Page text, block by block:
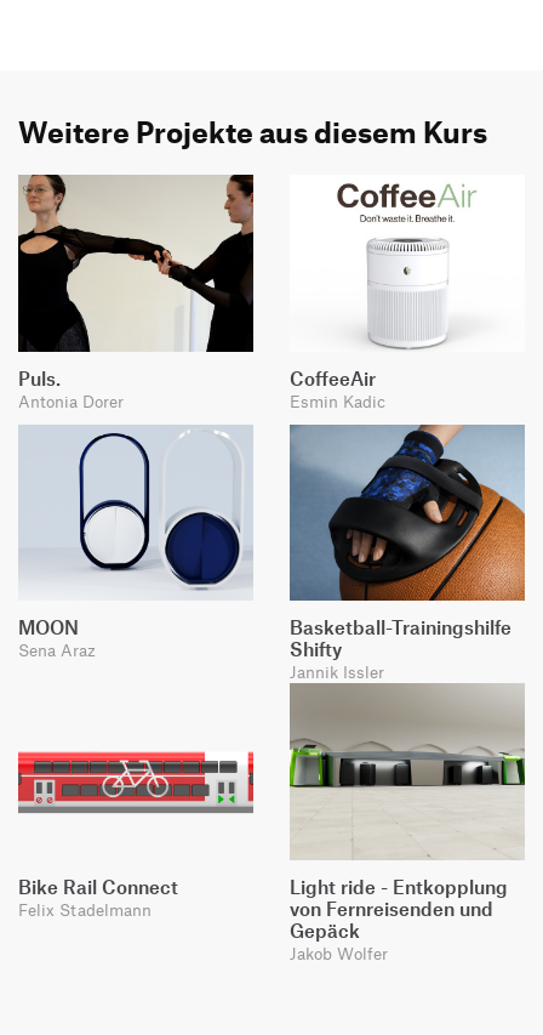
Weitere Projekte aus diesem Kurs
Puls.
Antonia Dorer
CoffeeAir
Esmin Kadic
MOON
Sena Araz
Basketball-Trainingshilfe
Shifty
Jannik Issler
Bike Rail Connect
Felix Stadelmann
Light ride - Entkopplung
von Fernreisenden und
Gepäck
Jakob Wolfer